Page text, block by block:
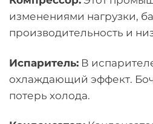
изменениями нагрузки,
производительность и
Испаритель: В
охлаждающий эффект.
потерь холода.